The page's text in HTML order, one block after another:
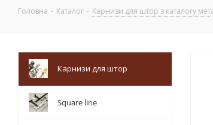
Головна - Каталог - Карнизи для штор з каталогу
Карнизи для штор
Square line